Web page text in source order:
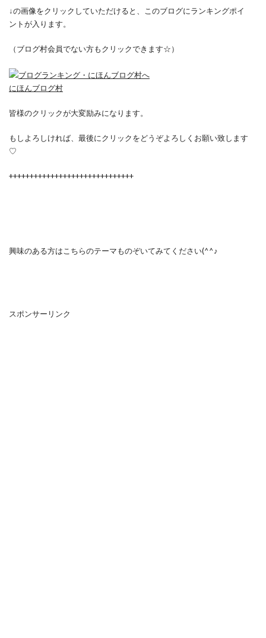
↓の画像をクリックしていただけると、このブログにランキングポイ
ントが入ります。
（ブログ村会員でない方もクリックできます☆）
にほんブログ村
皆様のクリックが大変励みになります。
もしよろしければ、最後にクリックをどうぞよろしくお願い致します
♡
++++++++++++++++++++++++++++++
興味のある方はこちらのテーマものぞいてみてください(^^♪
スポンサーリンク